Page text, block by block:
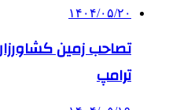
۱۴۰۴/۰۵/۲۰
تصاحب زمین
ترامپ